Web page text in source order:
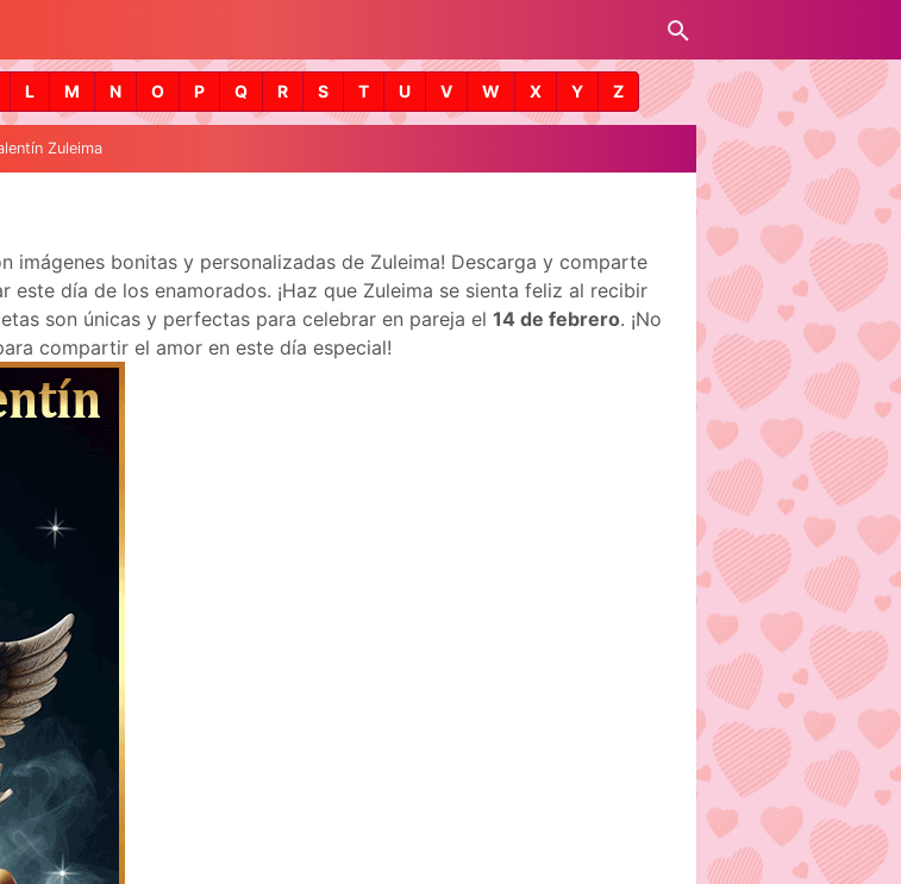
L M N O P Q R S T U V W X Y Z
Zuleima
imágenes bonitas y personalizadas de Zuleima! Descarga y comparte
día de los enamorados. ¡Haz que Zuleima se sienta feliz al recibir
son únicas y perfectas para celebrar en pareja el 14 de febrero. ¡No
compartir el amor en este día especial!